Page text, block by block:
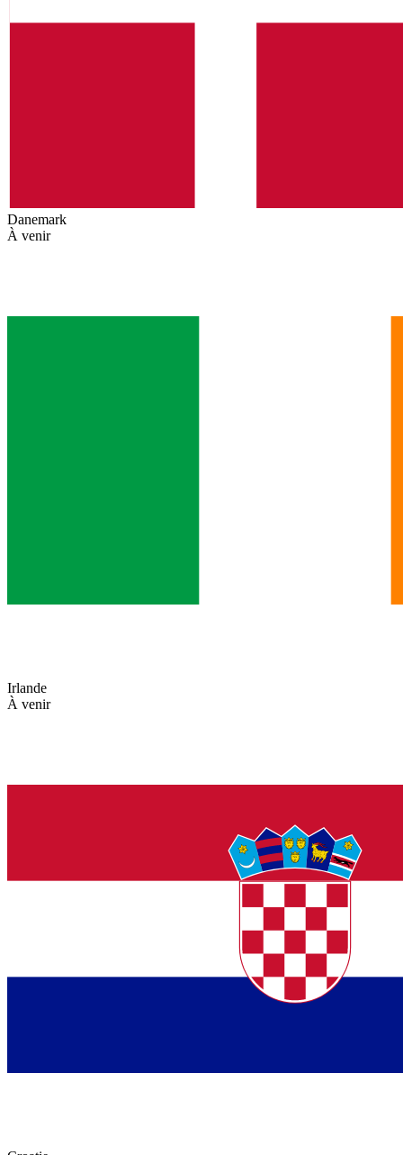
Danemark
À venir
Irlande
À venir